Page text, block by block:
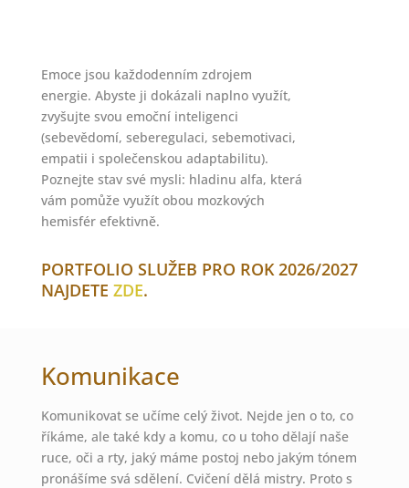
Emoce jsou každodenním zdrojem
energie. Abyste ji dokázali naplno využít,
zvyšujte svou emoční inteligenci
(sebevědomí, seberegulaci, sebemotivaci,
empatii i společenskou adaptabilitu).
Poznejte stav své mysli: hladinu alfa, která
vám pomůže využít obou mozkových
hemisfér efektivně.
PORTFOLIO SLUŽEB PRO ROK 2026/2027
NAJDETE ZDE.
Komunikace
Komunikovat se učíme celý život. Nejde jen o to, co
říkáme, ale také kdy a komu, co u toho dělají naše
ruce, oči a rty, jaký máme postoj nebo jakým tónem
pronášíme svá sdělení. Cvičení dělá mistry. Proto s